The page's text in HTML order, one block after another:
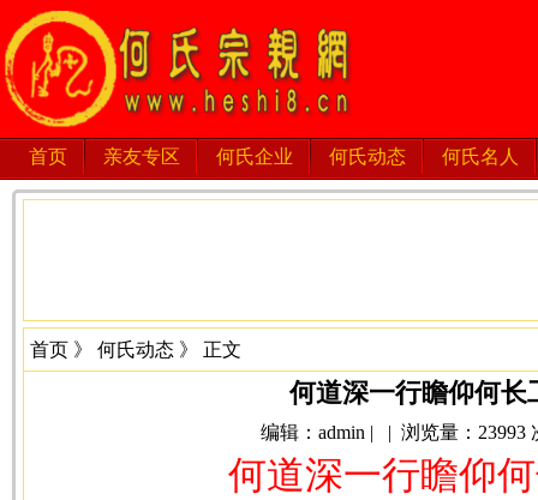
首页 亲友专区 何氏企业 何氏动态 何氏名人
首页 》 何氏动态 》 正文
何道深一行瞻仰何长
编辑：admin | | 浏览量：23993
何道深一行瞻仰